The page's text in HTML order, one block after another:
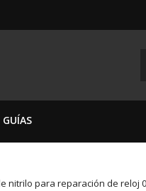
GUÍAS
nitrilo para reparación de reloj